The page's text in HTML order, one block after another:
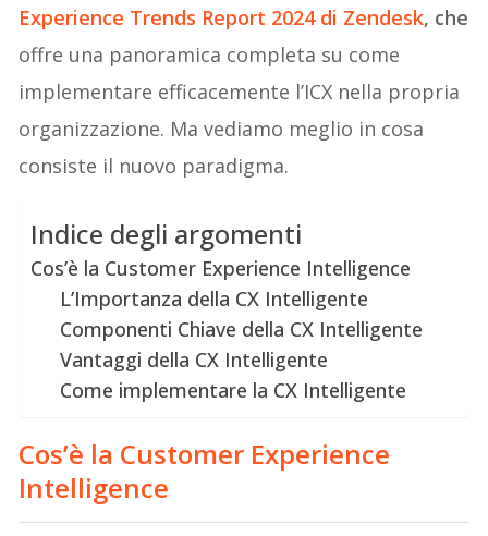
Experience Trends Report 2024 di Zendesk, che
offre una panoramica completa su come
implementare efficacemente l’ICX nella propria
organizzazione. Ma vediamo meglio in cosa
consiste il nuovo paradigma.
Indice degli argomenti
Cos’è la Customer Experience Intelligence
L’Importanza della CX Intelligente
Componenti Chiave della CX Intelligente
Vantaggi della CX Intelligente
Come implementare la CX Intelligente
Cos’è la Customer Experience
Intelligence